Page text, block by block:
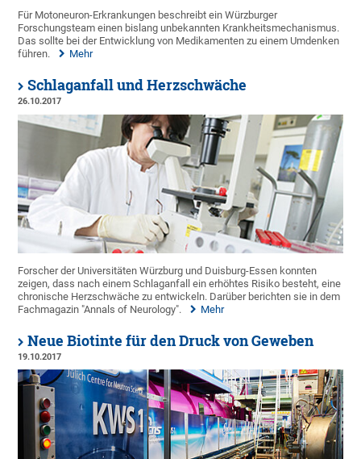
Für Motoneuron-Erkrankungen beschreibt ein Würzburger
Forschungsteam einen bislang unbekannten Krankheitsmechanismus.
Das sollte bei der Entwicklung von Medikamenten zu einem Umdenken
führen.
Mehr
Schlaganfall und Herzschwäche
26.10.2017
Forscher der Universitäten Würzburg und Duisburg-Essen konnten
zeigen, dass nach einem Schlaganfall ein erhöhtes Risiko besteht, eine
chronische Herzschwäche zu entwickeln. Darüber berichten sie in dem
Fachmagazin "Annals of Neurology".
Mehr
Neue Biotinte für den Druck von Geweben
19.10.2017